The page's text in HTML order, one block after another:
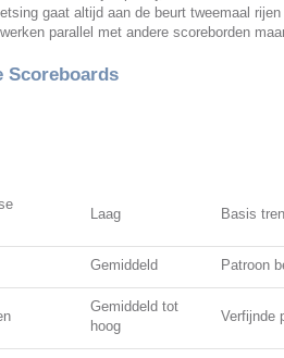
gaat altijd aan de beurt tweemaal
parallel met andere scoreborden
Scoreboards
Laag Basis
Gemiddeld Patroon
Gemiddeld tot
hoog
Verfijnde